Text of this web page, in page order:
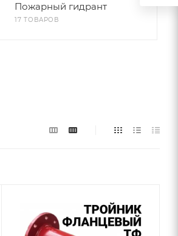
Пожарный гидрант
17 ТОВАРОВ